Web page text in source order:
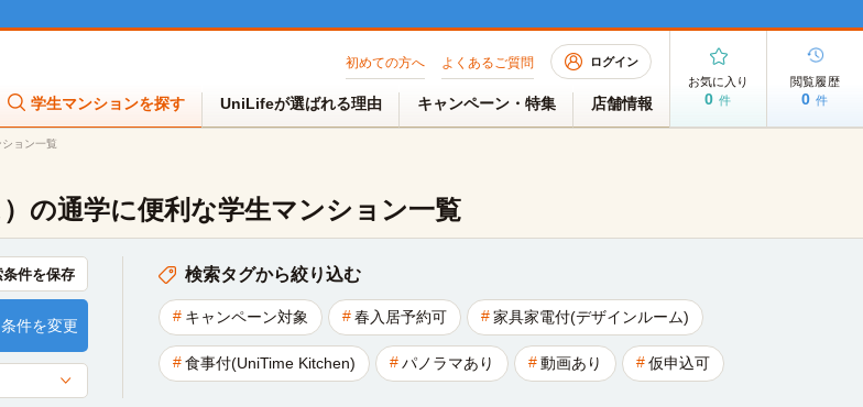
初めての方へ よくあるご質問 ログイン
学生マンションを探す UniLifeが選ばれる理由 キャンペーン・特集 店舗情報
お気に入り
0 件
閲覧履歴
0 件
ョン一覧
の通学に便利な学生マンション一覧
条件を保存
条件を変更
検索タグから絞り込む
キャンペーン対象 春入居予約可 家具家電付(デザインルーム)
食事付(UniTime Kitchen) パノラマあり 動画あり 仮申込可